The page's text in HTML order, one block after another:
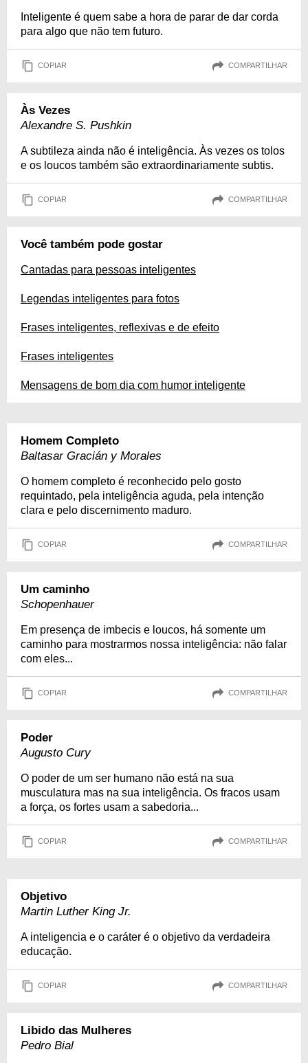
Inteligente é quem sabe a hora de parar de dar corda
para algo que não tem futuro.
COPIAR COMPARTILHAR
Às Vezes
Alexandre S. Pushkin
A subtileza ainda não é inteligência. Às vezes os tolos
e os loucos também são extraordinariamente subtis.
COPIAR COMPARTILHAR
Você também pode gostar
Cantadas para pessoas inteligentes
Legendas inteligentes para fotos
Frases inteligentes, reflexivas e de efeito
Frases inteligentes
Mensagens de bom dia com humor inteligente
Homem Completo
Baltasar Gracián y Morales
O homem completo é reconhecido pelo gosto
requintado, pela inteligência aguda, pela intenção
clara e pelo discernimento maduro.
COPIAR COMPARTILHAR
Um caminho
Schopenhauer
Em presença de imbecis e loucos, há somente um
caminho para mostrarmos nossa inteligência: não falar
com eles...
COPIAR COMPARTILHAR
Poder
Augusto Cury
O poder de um ser humano não está na sua
musculatura mas na sua inteligência. Os fracos usam
a força, os fortes usam a sabedoria...
COPIAR COMPARTILHAR
Objetivo
Martin Luther King Jr.
A inteligencia e o caráter é o objetivo da verdadeira
educação.
COPIAR COMPARTILHAR
Libido das Mulheres
Pedro Bial